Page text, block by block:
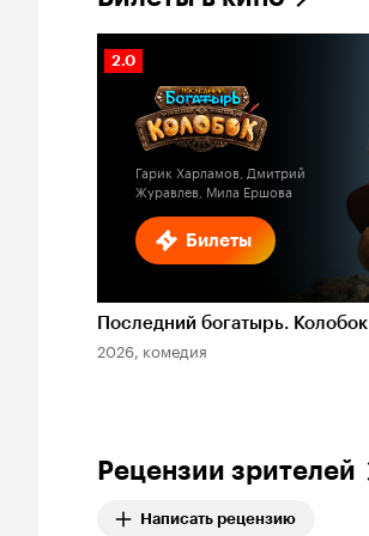
Билеты
Рейтинг
Кинопоиска
2.0
Гарик Харламов, Дмитрий
Журавлев, Мила Ершова
Последний богатырь. Колобок
2026, комедия
Рецензии зрителей
Написать рецензию